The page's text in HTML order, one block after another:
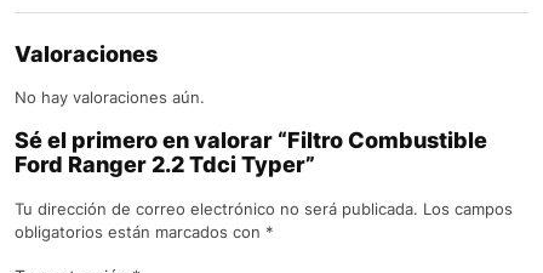
Valoraciones
No hay valoraciones aún.
Sé el primero en valorar “Filtro Combustible
Ford Ranger 2.2 Tdci Typer”
Tu dirección de correo electrónico no será publicada. Los campos
obligatorios están marcados con *